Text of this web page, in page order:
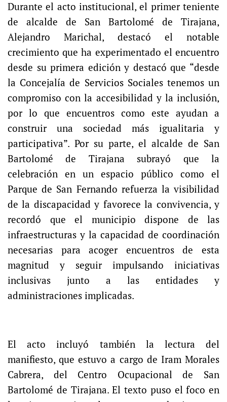
Durante el acto institucional, el primer teniente
de alcalde de San Bartolomé de Tirajana,
Alejandro Marichal, destacó el notable
crecimiento que ha experimentado el encuentro
desde su primera edición y destacó que “desde
la Concejalía de Servicios Sociales tenemos un
compromiso con la accesibilidad y la inclusión,
por lo que encuentros como este ayudan a
construir una sociedad más igualitaria y
participativa”. Por su parte, el alcalde de San
Bartolomé de Tirajana subrayó que la
celebración en un espacio público como el
Parque de San Fernando refuerza la visibilidad
de la discapacidad y favorece la convivencia, y
recordó que el municipio dispone de las
infraestructuras y la capacidad de coordinación
necesarias para acoger encuentros de esta
magnitud y seguir impulsando iniciativas
inclusivas junto a las entidades y
administraciones implicadas.
El acto incluyó también la lectura del
manifiesto, que estuvo a cargo de Iram Morales
Cabrera, del Centro Ocupacional de San
Bartolomé de Tirajana. El texto puso el foco en